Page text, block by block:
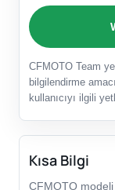
CFMOTO Team
bilgilendirme
kullanıcıyı ilgili
Kısa Bilgi
CFMOTO